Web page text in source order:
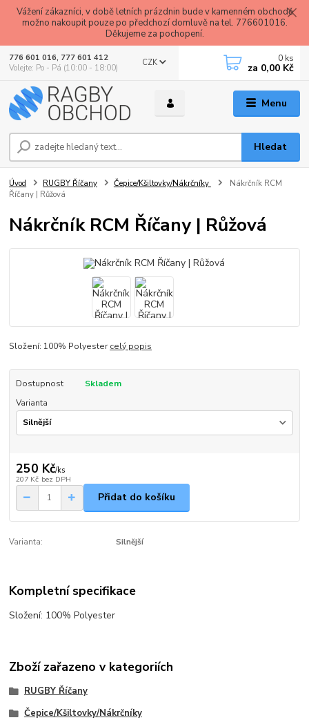
Vážení zákazníci, v době letních prázdnin bude v kamenném obchodě
možno nakoupit pouze po předchozí domluvě na tel. 776601016.
Děkujeme za pochopení.
Menu
CZK
Hledat
776 601 016, 777 601 412
Volejte: Po - Pá (10:00 - 18:00)
0 ks
za 0,00 Kč
Úvod RUGBY Říčany Čepice/Kšiltovky/Nákrčníky
Nákrčník RCM
Říčany | Růžová
Nákrčník RCM Říčany | Růžová
Složení: 100% Polyestercelý popis
Dostupnost
Skladem
Varianta
250 Kč/ks
207 Kč bez DPH
Přidat do košíku
Varianta: Silnější
Kompletní specifikace
Složení: 100% Polyester
Zboží zařazeno v kategoriích
RUGBY Říčany
Čepice/Kšiltovky/Nákrčníky